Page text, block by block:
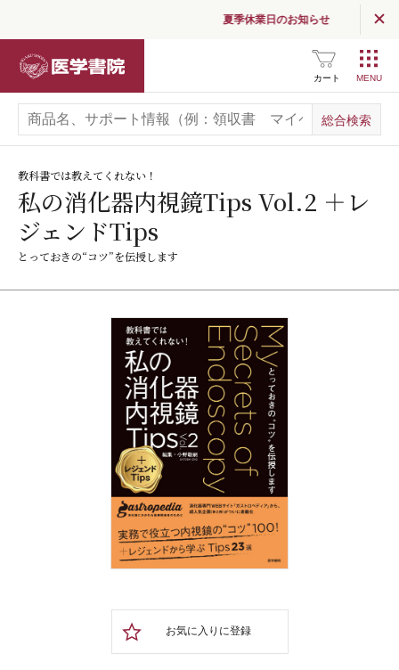
夏季休業日のお知らせ
カート
教科書では教えてくれない！
私の消化器内視鏡Tips Vol.2 ＋レ
ジェンドTips
とっておきの“コツ”を伝授します
お気に入りに登録